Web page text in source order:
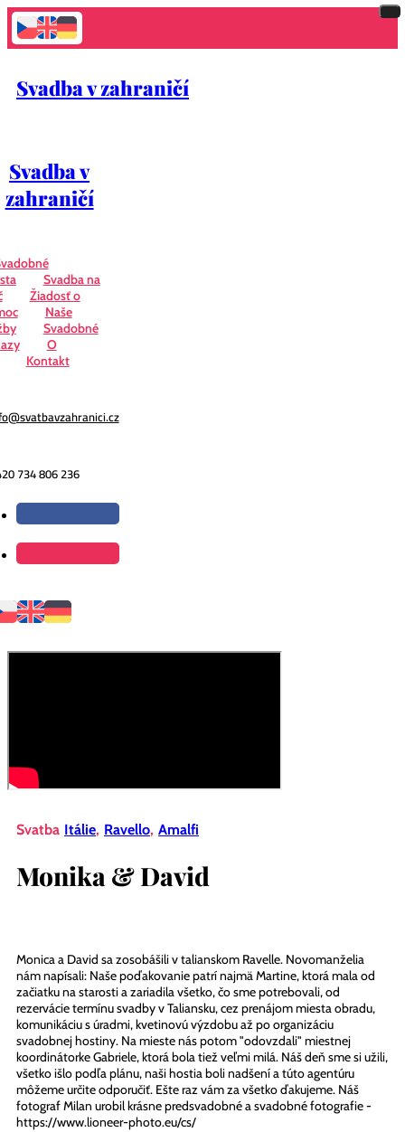
Svadba v zahraničí
Svadba v
zahraničí
Svadba na
Žiadosť o
Naše
Svadobné
O
Kontakt
734 806 236
Svatba Itálie, Ravello, Amalfi
Monika & David
Monica a David sa zosobášili v talianskom Ravelle. Novomanželia
nám napísali: Naše poďakovanie patrí najmä Martine, ktorá mala od
začiatku na starosti a zariadila všetko, čo sme potrebovali, od
rezervácie termínu svadby v Taliansku, cez prenájom miesta obradu,
komunikáciu s úradmi, kvetinovú výzdobu až po organizáciu
svadobnej hostiny. Na mieste nás potom "odovzdali" miestnej
koordinátorke Gabriele, ktorá bola tiež veľmi milá. Náš deň sme si užili,
všetko išlo podľa plánu, naši hostia boli nadšení a túto agentúru
môžeme určite odporučiť. Ešte raz vám za všetko ďakujeme. Náš
fotograf Milan urobil krásne predsvadobné a svadobné fotografie -
https://www.lioneer-photo.eu/cs/